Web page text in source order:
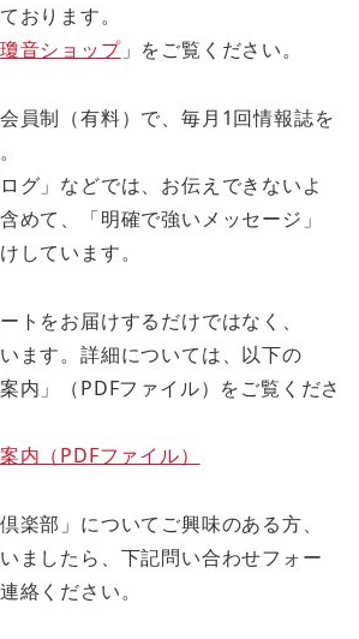
おります。
瓊音ショップ」をご覧ください。
員制（有料）で、毎月1回情報誌を
グ」などでは、お伝えできないよ
めて、「明確で強いメッセージ」
しています。
トをお届けするだけではなく、
ます。詳細については、以下の
内」（PDFファイル）をご覧くださ
内（PDFファイル）
楽部」についてご興味のある方、
ましたら、下記問い合わせフォー
絡ください。